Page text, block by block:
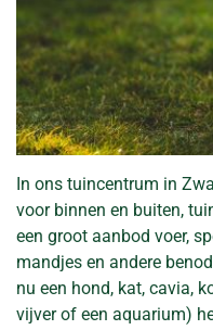
In ons tuincentrum in
voor binnen en buiten,
een groot aanbod voer,
mandjes en andere
nu een hond, kat, cavia,
vijver of een aquarium)